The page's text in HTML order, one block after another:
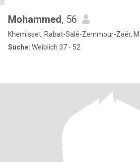
Mohammed, 56
Khemisset, Rabat-Salé-Zemmour-Zaër,
Suche: Weiblich 37 - 52